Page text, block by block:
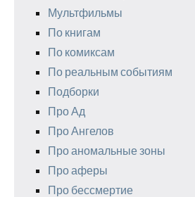
Мультфильмы
По книгам
По комиксам
По реальным событиям
Подборки
Про Ад
Про Ангелов
Про аномальные зоны
Про аферы
Про бессмертие